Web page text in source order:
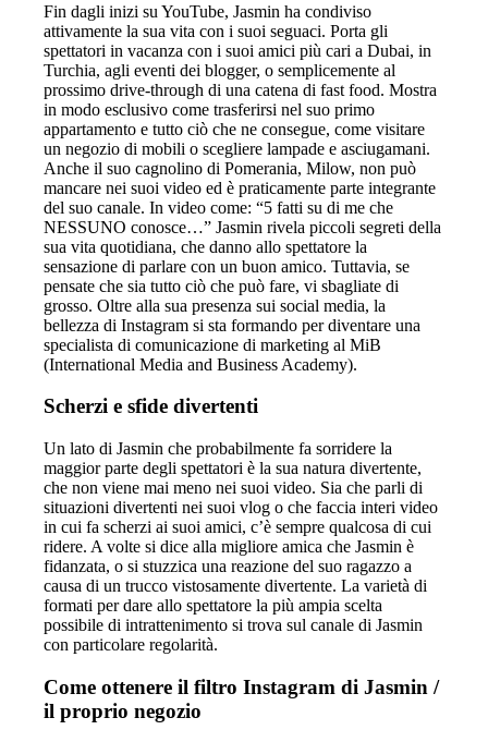
Fin dagli inizi su YouTube, Jasmin ha condiviso
attivamente la sua vita con i suoi seguaci. Porta gli
spettatori in vacanza con i suoi amici più cari a Dubai, in
Turchia, agli eventi dei blogger, o semplicemente al
prossimo drive-through di una catena di fast food. Mostra
in modo esclusivo come trasferirsi nel suo primo
appartamento e tutto ciò che ne consegue, come visitare
un negozio di mobili o scegliere lampade e asciugamani.
Anche il suo cagnolino di Pomerania, Milow, non può
mancare nei suoi video ed è praticamente parte integrante
del suo canale. In video come: “5 fatti su di me che
NESSUNO conosce…” Jasmin rivela piccoli segreti della
sua vita quotidiana, che danno allo spettatore la
sensazione di parlare con un buon amico. Tuttavia, se
pensate che sia tutto ciò che può fare, vi sbagliate di
grosso. Oltre alla sua presenza sui social media, la
bellezza di Instagram si sta formando per diventare una
specialista di comunicazione di marketing al MiB
(International Media and Business Academy).
Scherzi e sfide divertenti
Un lato di Jasmin che probabilmente fa sorridere la
maggior parte degli spettatori è la sua natura divertente,
che non viene mai meno nei suoi video. Sia che parli di
situazioni divertenti nei suoi vlog o che faccia interi video
in cui fa scherzi ai suoi amici, c’è sempre qualcosa di cui
ridere. A volte si dice alla migliore amica che Jasmin è
fidanzata, o si stuzzica una reazione del suo ragazzo a
causa di un trucco vistosamente divertente. La varietà di
formati per dare allo spettatore la più ampia scelta
possibile di intrattenimento si trova sul canale di Jasmin
con particolare regolarità.
Come ottenere il filtro Instagram di Jasmin /
il proprio negozio